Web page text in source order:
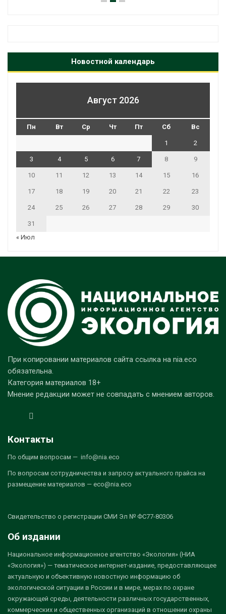
Новостной календарь
Август 2026
Пн Вт Ср Чт Пт Сб Вс
1 2
3 4 5 6 7 8 9
10 11 12 13 14 15 16
17 18 19 20 21 22 23
24 25 26 27 28 29 30
31
« Июл
При копировании материалов сайта ссылка на nia.eco
обязательна.
Категория материалов 18+
Мнение редакции может не совпадать с мнением авторов.
Контакты
По общим вопросам — info@nia.eco
По вопросам сотрудничества и запросу актуального прайса на
размещение материалов — eco@nia.eco
Свидетельство о регистрации СМИ Эл № ФС77-80306
Об издании
Национальное информационное агентство «Экология» (НИА
«Экология») — тематическое интернет-издание, предоставляющее
актуальную и объективную новостную информацию об
экологической ситуации в России и в мире, мерах по охране
окружающей среды, деятельности различных государственных,
коммерческих и общественных организаций в отношении охраны